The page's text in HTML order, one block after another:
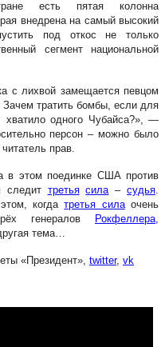
есть пятая колонна
внедрена на самый высокий
под откос не только
сегмент национальной
с лихвой замещается певцом
тратить бомбы, если для
одного Чубайса?», —
персон – можно было
прав.
в этом поединке США против
следит третья сила –судья
когдатретья силаочень
генералов
Рокфеллера,
тема…
«Президент», twitter, vk